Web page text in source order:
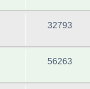
32793
56263